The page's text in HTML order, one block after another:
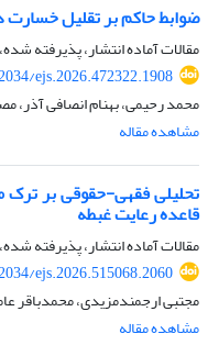
ضوابط حاکم بر تقلیل خسارت
مقالات آماده انتشار، پذیرفته شده،
ejs.2026.472322.1908
محمد رحیمی، بهنام انصافی آذر،
مشاهده مقاله
تحلیلی فقهی-حقوقی بر
قاعده رعایت غبطه
مقالات آماده انتشار، پذیرفته شده،
ejs.2026.515068.2060
مجتبی ارجمندمزیدی، محمدباقر
مشاهده مقاله